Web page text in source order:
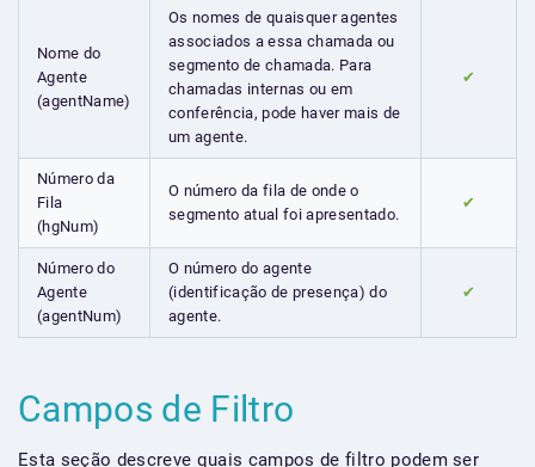
Nome do
Agente
(agentName)
Os nomes de quaisquer agentes
associados a essa chamada ou
segmento de chamada. Para
chamadas internas ou em
conferência, pode haver mais de
um agente.
✔
Número da
Fila
(hgNum)
O número da fila de onde o
segmento atual foi apresentado.
✔
Número do
Agente
(agentNum)
O número do agente
(identificação de presença) do
agente.
✔
Campos de Filtro
Esta seção descreve quais campos de filtro podem ser